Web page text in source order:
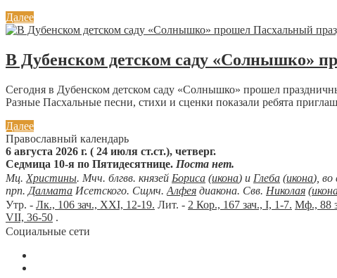
Далее
В Дубенском детском саду «Солнышко»
Сегодня в Дубенском детском саду «Солнышко» прошел
Разные Пасхальные песни, стихи и сценки показали ребята
Далее
Православный календарь
6 августа 2026 г. ( 24 июля ст.ст.), четверг.
Седмица 10-я по Пятидесятнице. Поста нет.
Мц. Христины. Мчч. блгвв. князей Бориса (икона) и Глеба (икона), во
прп. Далмата Исетского. Сщмч. Алфея диакона. Свв. Николая (
Утр. - Лк., 106 зач., XXI, 12-19. Лит. - 2 Кор., 167 зач., I, 1-7. Мф., 88
VII, 36-50 .
Социальные сети